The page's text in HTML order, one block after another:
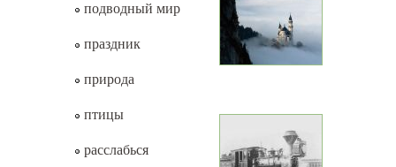
подводный мир
праздник
природа
птицы
расслабься